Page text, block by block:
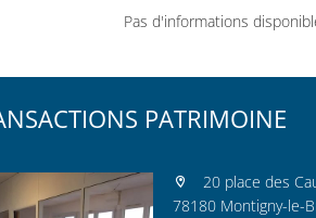
Pas d'informations
PATRIMOINE
20 place des
78180 Montigny-le-